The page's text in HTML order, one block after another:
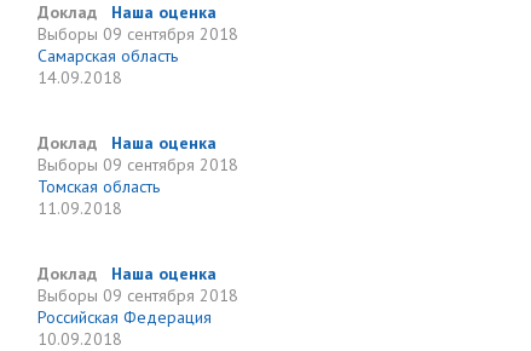
Доклад
Наша оценка
Выборы 09 сентября 2018
Самарская область
14.09.2018
Доклад
Наша оценка
Выборы 09 сентября 2018
Томская область
11.09.2018
Доклад
Наша оценка
Выборы 09 сентября 2018
Российская Федерация
10.09.2018